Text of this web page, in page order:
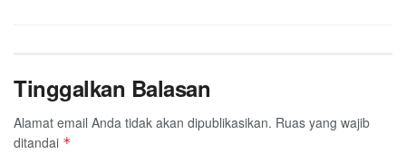
Tinggalkan Balasan
Alamat email Anda tidak akan dipublikasikan. Ruas yang wajib
ditandai *